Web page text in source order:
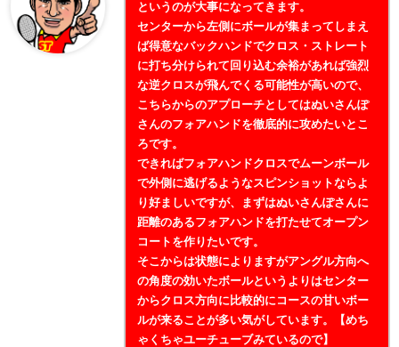
というのが大事になってきます。
センターから左側にボールが集まってしまえ
ば得意なバックハンドでクロス・ストレート
に打ち分けられて回り込む余裕があれば強烈
な逆クロスが飛んでくる可能性が高いので、
こちらからのアプローチとしてはぬいさんぽ
さんのフォアハンドを徹底的に攻めたいとこ
ろです。
できればフォアハンドクロスでムーンボール
で外側に逃げるようなスピンショットならよ
り好ましいですが、まずはぬいさんぽさんに
距離のあるフォアハンドを打たせてオープン
コートを作りたいです。
そこからは状態によりますがアングル方向へ
の角度の効いたボールというよりはセンター
からクロス方向に比較的にコースの甘いボー
ルが来ることが多い気がしています。【めち
ゃくちゃユーチューブみているので】